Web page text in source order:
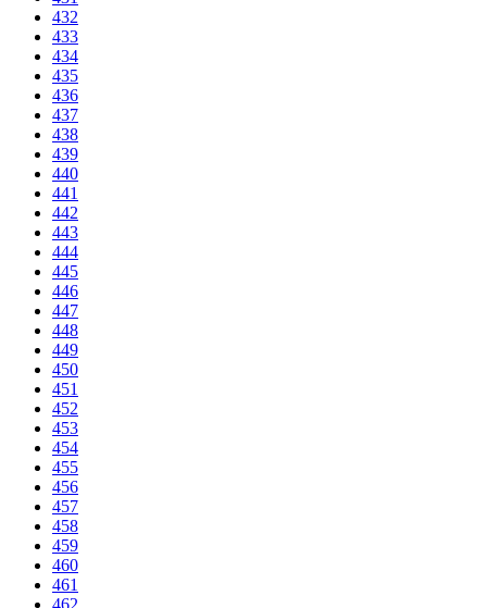
432
433
434
435
436
437
438
439
440
441
442
443
444
445
446
447
448
449
450
451
452
453
454
455
456
457
458
459
460
461
462